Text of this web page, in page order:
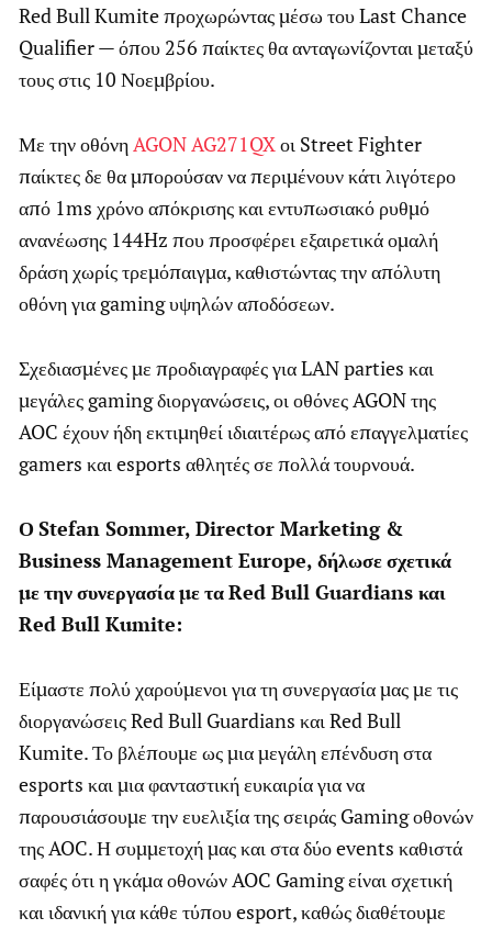
Red Bull Kumite προχωρώντας μέσω του Last Chance
Qualifier — όπου 256 παίκτες θα ανταγωνίζονται μεταξύ
τους στις 10 Νοεμβρίου.
Με την οθόνηAGON AG271QXοι Street Fighter
παίκτες δε θα μπορούσαν να περιμένουν κάτι λιγότερο
από 1ms χρόνο απόκρισης και εντυπωσιακό ρυθμό
ανανέωσης 144Hz που προσφέρει εξαιρετικά ομαλή
δράση χωρίς τρεμόπαιγμα, καθιστώντας την απόλυτη
οθόνη για gaming υψηλών αποδόσεων.
Σχεδιασμένες με προδιαγραφές για LAN parties και
μεγάλες gaming διοργανώσεις, οι οθόνες AGON της
AOC έχουν ήδη εκτιμηθεί ιδιαιτέρως από επαγγελματίες
gamers και esports αθλητές σε πολλά τουρνουά.
Ο Stefan Sommer, Director Marketing &
Business Management Europe, δήλωσεσχετικά
μετηνσυνεργασίαμεταRed Bull Guardians και
Red Bull Kumite:
Είμαστε πολύ χαρούμενοι για τη συνεργασία μας με τις
διοργανώσεις Red Bull Guardians και Red Bull
Kumite. Το βλέπουμε ως μια μεγάλη επένδυση στα
esports και μια φανταστική ευκαιρία για να
παρουσιάσουμε την ευελιξία της σειράς Gaming οθονών
της AOC. Η συμμετοχή μας και στα δύο events καθιστά
σαφές ότι η γκάμα οθονών AOC Gaming είναι σχετική
και ιδανική για κάθε τύπου esport, καθώς διαθέτουμε